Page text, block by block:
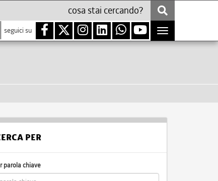
seguici su
Toggle
navigation
PER
parola chiave